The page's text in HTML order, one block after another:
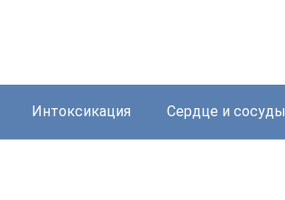
Интоксикация Сердце и сосуды